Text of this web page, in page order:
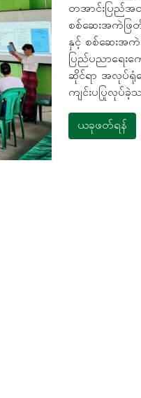
တအာင်းပြည်အ
စစ်ဆေးအကဲဖြ
နှင့် စစ်ဆေးအ
ပြည်ပညာရေး
ဆိုင်ရာ အလုပ်ရုံ
ကျင်းပပြုလုပ်ခဲ့
ယခုဖတ်ရန်